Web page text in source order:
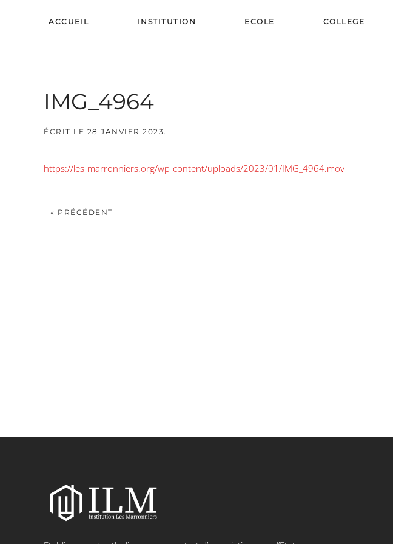
ACCUEIL INSTITUTION ECOLE COLLEGE
IMG_4964
ÉCRIT LE 28 JANVIER 2023.
https://les-marronniers.org/wp-content/uploads/2023/01/IMG_4964.mov
« PRÉCÉDENT